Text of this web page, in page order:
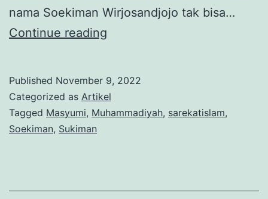
nama Soekiman Wirjosandjojo tak bisa…
Continue reading
di
Muhammadiyah
Published November 9, 2022
Categorized as Artikel
Tagged Masyumi, Muhammadiyah, sarekatislam,
Soekiman, Sukiman